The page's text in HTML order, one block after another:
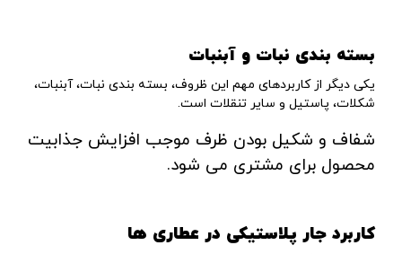
بسته بندی نبات و آبنبات
یکی دیگر از کاربردهای مهم این ظروف، بسته بندی نبات، آبنبات،
شکلات، پاستیل و سایر تنقلات است.
شفاف و شکیل بودن ظرف موجب افزایش جذابیت
محصول برای مشتری می شود.
کاربرد جار پلاستیکی در عطاری ها